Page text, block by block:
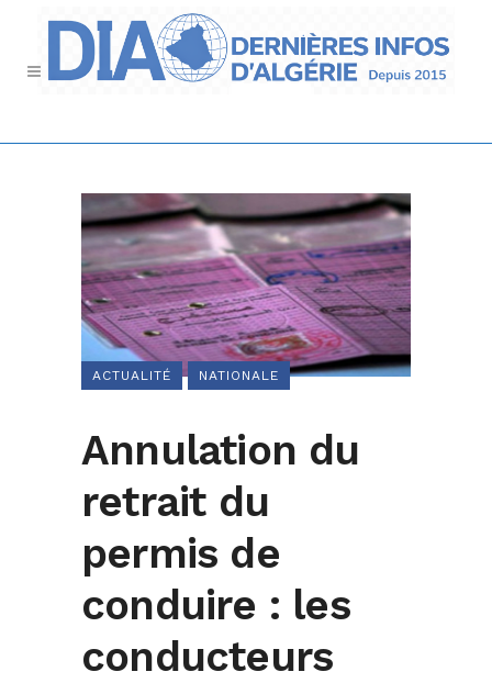
ACTUALITÉ NATIONALE
Annulation du
retrait du
permis de
conduire : les
conducteurs